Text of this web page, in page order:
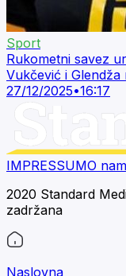
Sport
Rukometni savez
Vukčević i Glendža
27/12/2025•16:17
IMPRESSUMO
2020 Standard
zadržana
Naslovna